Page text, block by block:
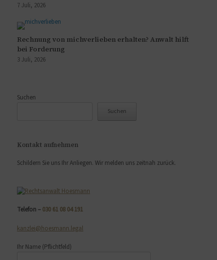
7 Juli, 2026
Rechnung von michverlieben erhalten? Anwalt hilft
bei Forderung
3 Juli, 2026
Suchen
Suchen
Kontakt aufnehmen
Schildern Sie uns Ihr Anliegen. Wir melden uns zeitnah zurück.
Telefon – 030 61 08 04 191
kanzlei@hoesmann.legal
Ihr Name (Pflichtfeld)